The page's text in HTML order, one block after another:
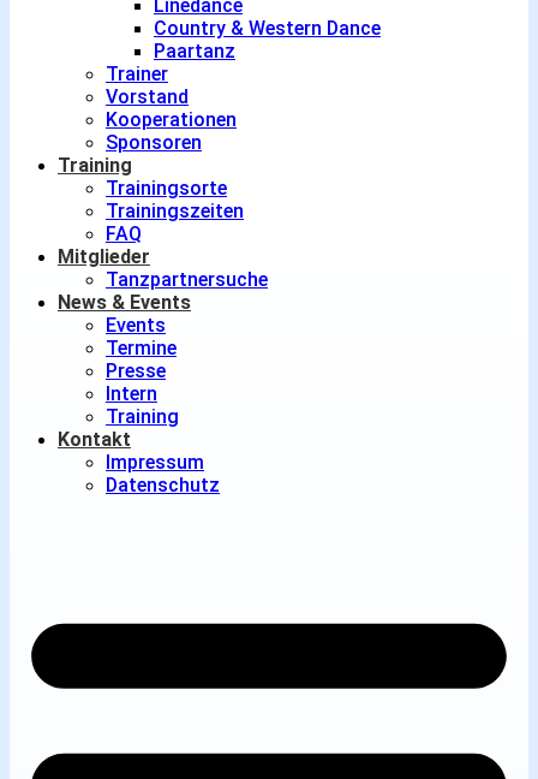
Linedance
Country & Western Dance
Paartanz
Trainer
Vorstand
Kooperationen
Sponsoren
Training
Trainingsorte
Trainingszeiten
FAQ
Mitglieder
Tanzpartnersuche
News & Events
Events
Termine
Presse
Intern
Training
Kontakt
Impressum
Datenschutz